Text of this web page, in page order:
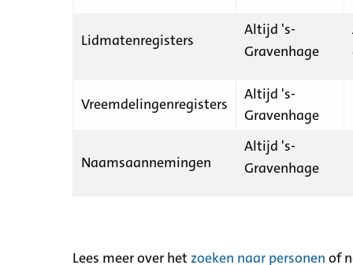
Lidmatenregisters
Altijd 's-
Gravenhage
Vreemdelingenregisters
Altijd 's-
Gravenhage
Naamsaannemingen
Altijd 's-
Gravenhage
Lees meer over het zoeken naar personen of